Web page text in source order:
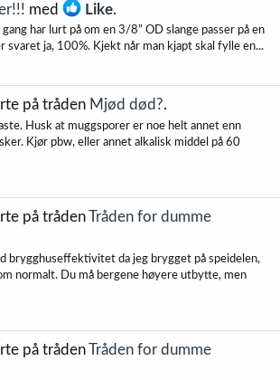
med Like.
har lurt på om en 3/8” OD slange passer på en
svaret ja, 100%. Kjekt når man kjapt skal fylle en...
på tråden Mjød død?.
Husk at muggsporer er noe helt annet enn
Kjør pbw, eller annet alkalisk middel på 60
på trådenTråden for dumme
brygghuseffektivitet da jeg brygget på speidelen,
normalt. Du må bergene høyere utbytte, men
på trådenTråden for dumme